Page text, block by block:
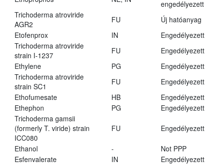
engedélyezett
Trichoderma atroviride
AGR2
FU
Új hatóanyag
Etofenprox
IN
Engedélyezett
Trichoderma atroviride
strain I-1237
FU
Engedélyezett
Ethylene
PG
Engedélyezett
Trichoderma atroviride
strain SC1
FU
Engedélyezett
Ethofumesate
HB
Engedélyezett
Ethephon
PG
Engedélyezett
Trichoderma gamsii
(formerly T. viride) strain
ICC080
FU Engedélyezett
Ethanol -
Not PPP
Esfenvalerate
IN
Engedélyezett